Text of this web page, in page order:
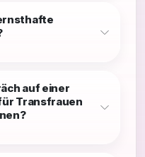
auf einer
Transfrauen